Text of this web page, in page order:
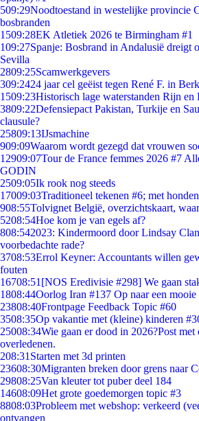
509:29Noodtoestand in westelijke provincie
bosbranden
1509:28EK Atletiek 2026 te Birmingham #1
109:27Spanje: Bosbrand in Andalusië dreigt
Sevilla
2809:25Scamwerkgevers
309:2424 jaar cel geëist tegen René F. in
1509:23Historisch lage waterstanden Rijn en
3809:22Defensiepact Pakistan, Turkije en
clausule?
25809:13IJsmachine
909:09Waarom wordt gezegd dat vrouwen
12909:07Tour de France femmes 2026 #7
GODIN
2509:05Ik rook nog steeds
17009:03Traditioneel tekenen #6; met honden
908:55Tolvignet België, overzichtskaart,
5208:54Hoe kom je van egels af?
808:542023: Kindermoord door Lindsay
voorbedachte rade?
3708:53Errol Keyner: Accountants willen
fouten
16708:51 [NOS Eredivisie #298] We gaan
1808:44Oorlog Iran #137 Op naar een mooie
23808:40Frontpage Feedback Topic #60
3508:35Op vakantie met (kleine) kinderen
25008:34Wie gaan er dood in 2026?Post
overledenen.
208:31 Starten met 3d printen
23608:30Migranten breken door grens naar
29808:25Van kleuter tot puber deel 184
14608:09Het grote goedemorgen topic #3
8808:03Probleem met webshop: verkeerd
ontvangen